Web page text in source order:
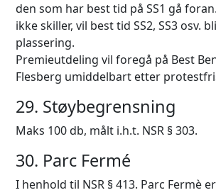
den som har best tid på SS1 gå
ikke skiller, vil best tid SS2, SS3 osv.
plassering.
Premieutdeling vil foregå på Best
Flesberg umiddelbart etter
29. Støybegrensning
Maks 100 db, målt i.h.t. NSR § 303.
30. Parc Fermé
I henhold til NSR § 413. Parc Fermè